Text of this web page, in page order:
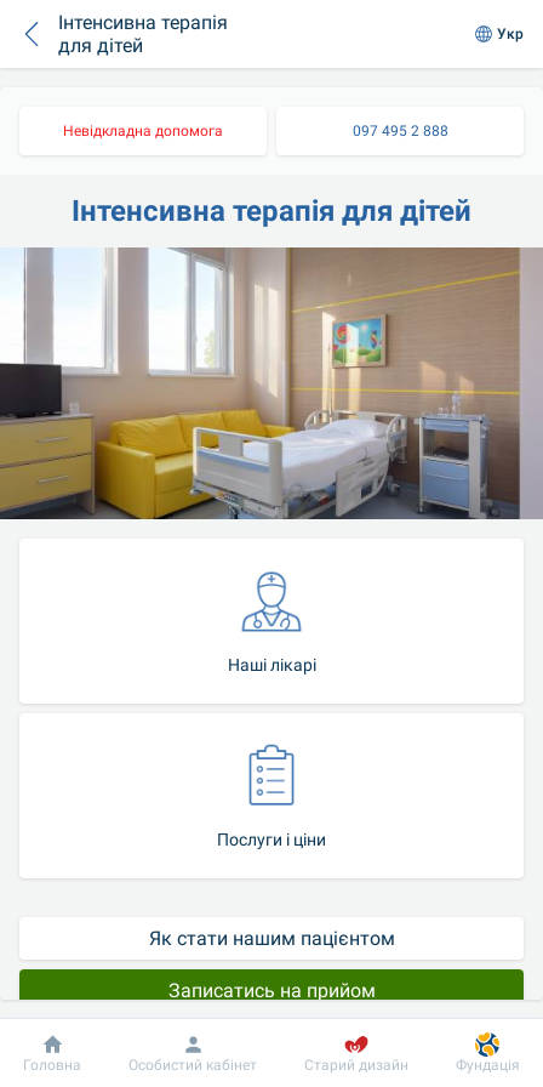
Інтенсивна терапія
для дітей
Укр
Невідкладна допомога 097 495 2 888
Інтенсивна терапія для дітей
Наші лікарі
Послуги і ціни
Як стати нашим пацієнтом
Записатись на прийом
Стаціонарне лікування в палаті інтенсивної
Добробут Інформація Пацієнту
Головна Особистий кабінет Старий дизайн Фундація